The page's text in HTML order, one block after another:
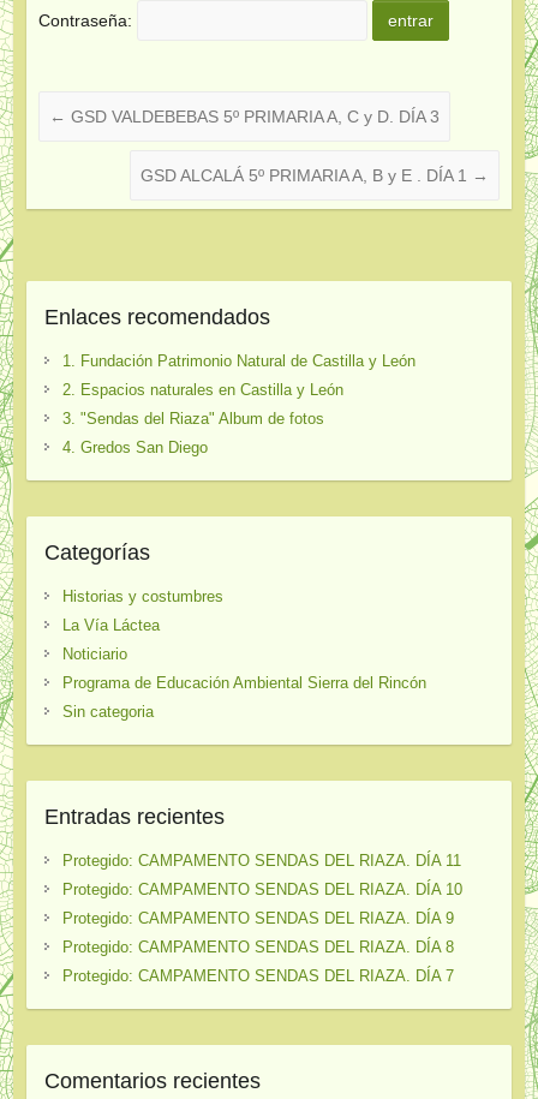
Contraseña:
← GSD VALDEBEBAS 5º PRIMARIA A, C y D. DÍA 3
GSD ALCALÁ 5º PRIMARIA A, B y E . DÍA 1 →
Enlaces recomendados
1. Fundación Patrimonio Natural de Castilla y León
2. Espacios naturales en Castilla y León
3. "Sendas del Riaza" Album de fotos
4. Gredos San Diego
Categorías
Historias y costumbres
La Vía Láctea
Noticiario
Programa de Educación Ambiental Sierra del Rincón
Sin categoria
Entradas recientes
Protegido: CAMPAMENTO SENDAS DEL RIAZA. DÍA 11
Protegido: CAMPAMENTO SENDAS DEL RIAZA. DÍA 10
Protegido: CAMPAMENTO SENDAS DEL RIAZA. DÍA 9
Protegido: CAMPAMENTO SENDAS DEL RIAZA. DÍA 8
Protegido: CAMPAMENTO SENDAS DEL RIAZA. DÍA 7
Comentarios recientes